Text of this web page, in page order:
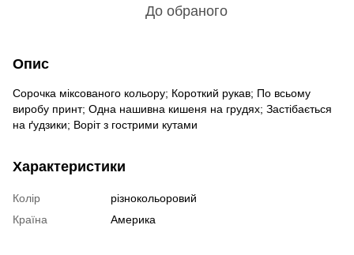
До обраного
Опис
Сорочка міксованого кольору; Короткий рукав; По всьому
виробу принт; Одна нашивна кишеня на грудях; Застібається
на ґудзики; Воріт з гострими кутами
Характеристики
Колір
різнокольоровий
Країна
Америка